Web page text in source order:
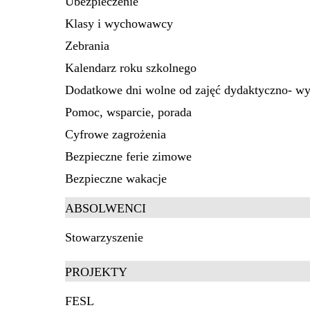
Klasy i wychowawcy
Zebrania
Kalendarz roku szkolnego
Dodatkowe dni wolne od zajęć dydaktyczno-
Pomoc, wsparcie, porada
Cyfrowe zagrożenia
Bezpieczne ferie zimowe
Bezpieczne wakacje
ABSOLWENCI
Stowarzyszenie
PROJEKTY
FESL